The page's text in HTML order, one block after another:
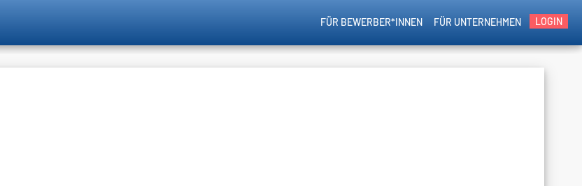
LOGIN
FÜR UNTERNEHMEN
FÜR BEWERBER*INNEN